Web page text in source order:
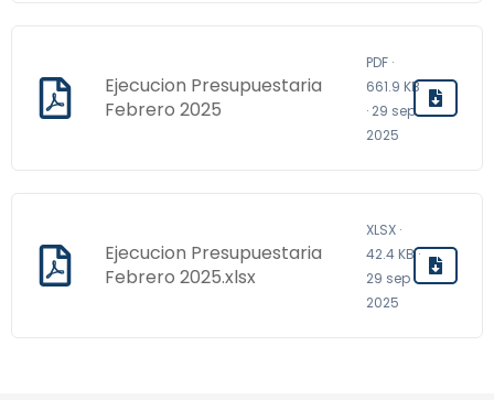
Ejecucion Presupuestaria
Febrero 2025
PDF ·
661.9 KB
· 29 sep
2025
Ejecucion Presupuestaria
Febrero 2025.xlsx
XLSX ·
42.4 KB ·
29 sep
2025